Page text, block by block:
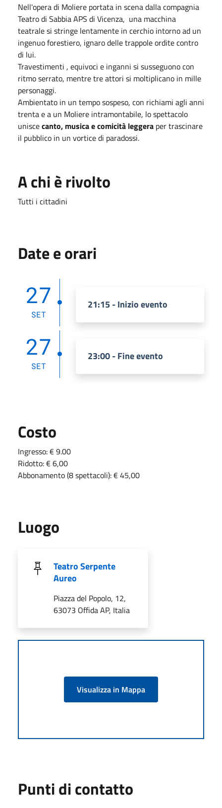
Nell'opera di Moliere portata in scena dalla compagnia
Teatro di Sabbia APS di Vicenza, una macchina
teatrale si stringe lentamente in cerchio intorno ad un
ingenuo forestiero, ignaro delle trappole ordite contro
di lui.
Travestimenti , equivoci e inganni si susseguono con
ritmo serrato, mentre tre attori si moltiplicano in mille
personaggi.
Ambientato in un tempo sospeso, con richiami agli anni
trenta e a un Moliere intramontabile, lo spettacolo
uniscecanto, musica e comicità leggera per trascinare
il pubblico in un vortice di paradossi.
A chi è rivolto
Tutti i cittadini
Date e orari
27
SET
21:15 - Inizio evento
27
SET
23:00 - Fine evento
Costo
Ingresso: € 9.00
Ridotto: € 6,00
Abbonamento (8 spettacoli): € 45,00
Luogo
Teatro Serpente
Aureo
Piazza del Popolo, 12,
63073 Offida AP, Italia
Visualizza in Mappa
Punti di contatto